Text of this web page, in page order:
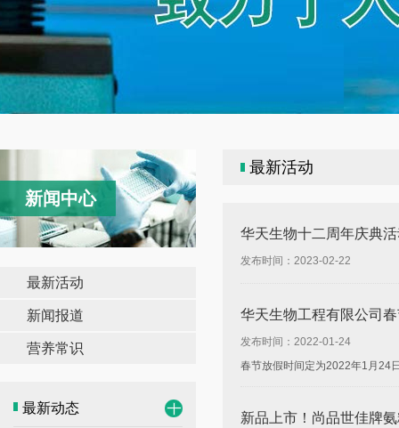
新闻中心
最新活动
新闻报道
营养常识
最新动态
最新活动
华天生物十二周年庆典
发布时间：2023-02-22
华天生物工程有限公司
发布时间：2022-01-24
春节放假时间定为2022年1月24
新品上市！尚品世佳牌